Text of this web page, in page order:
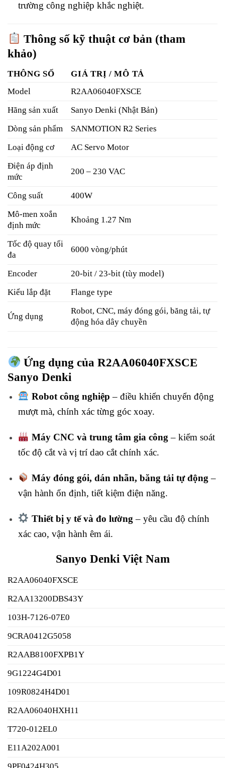
trường công nghiệp khắc nghiệt.
Thông số kỹ thuật cơ bản (tham
khảo)
THÔNG SỐ
GIÁ TRỊ / MÔ TẢ
Model
R2AA06040FXSCE
Hãng sản xuất
Sanyo Denki (Nhật Bản)
Dòng sản phẩm
SANMOTION R2 Series
Loại động cơ
AC Servo Motor
Điện áp định
mức
200 – 230 VAC
Công suất
400W
Mô-men xoắn
định mức
Khoảng 1.27 Nm
Tốc độ quay tối
đa
6000 vòng/phút
Encoder
20-bit / 23-bit (tùy model)
Kiểu lắp đặt
Flange type
Ứng dụng
Robot, CNC, máy đóng gói, băng tải, tự
động hóa dây chuyền
Ứng dụng của R2AA06040FXSCE
Sanyo Denki
Robot công nghiệp – điều khiển chuyển động
mượt mà, chính xác từng góc xoay.
Máy CNC và trung tâm gia công – kiểm soát
tốc độ cắt và vị trí dao cắt chính xác.
Máy đóng gói, dán nhãn, băng tải tự động –
vận hành ổn định, tiết kiệm điện năng.
Thiết bị y tế và đo lường – yêu cầu độ chính
xác cao, vận hành êm ái.
Sanyo Denki Việt Nam
R2AA06040FXSCE
R2AA13200DBS43Y
103H-7126-07E0
9CRA0412G5058
R2AAB8100FXPB1Y
9G1224G4D01
109R0824H4D01
R2AA06040HXH11
T720-012EL0
E11A202A001